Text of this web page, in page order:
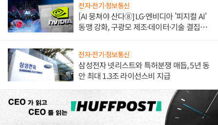
전자·전기·정보통신
[AI 뭉쳐야 산다⑧] LG·엔비디아 '피지컬 AI'
동맹 강화, 구광모 제조·데이터·기술 결집
전자·전기·정보통신
삼성전자 넷리스트와 특허분쟁 매듭, 5년 동
안 최대 1.3조 라이선스비 지급